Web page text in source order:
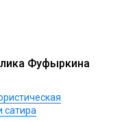
Фуфыркина
сатира